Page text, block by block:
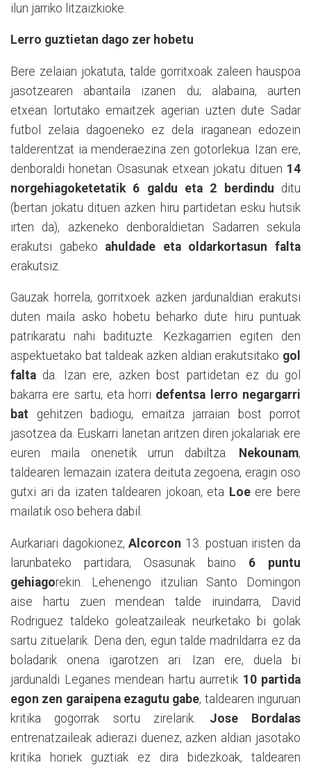
ilun jarriko litzaizkioke.
Lerro guztietan dago zer hobetu
Bere zelaian jokatuta, talde gorritxoak zaleen hauspoa
jasotzearen abantaila izanen du; alabaina, aurten
etxean lortutako emaitzek agerian uzten dute Sadar
futbol zelaia dagoeneko ez dela iraganean edozein
talderentzat ia menderaezina zen gotorlekua. Izan ere,
denboraldi honetan Osasunak etxean jokatu dituen 14
norgehiagoketetatik 6 galdu eta 2 berdindu ditu
(bertan jokatu dituen azken hiru partidetan esku hutsik
irten da), azkeneko denboraldietan Sadarren sekula
erakutsi gabeko ahuldade eta oldarkortasun falta
erakutsiz.
Gauzak horrela, gorritxoek azken jardunaldian erakutsi
duten maila asko hobetu beharko dute hiru puntuak
patrikaratu nahi badituzte. Kezkagarrien egiten den
aspektuetako bat taldeak azken aldian erakutsitako gol
falta da. Izan ere, azken bost partidetan ez du gol
bakarra ere sartu, eta horri defentsa lerro negargarri
bat gehitzen badiogu, emaitza jarraian bost porrot
jasotzea da. Euskarri lanetan aritzen diren jokalariak ere
euren maila onenetik urrun dabiltza.
Nekounam,
taldearen lemazain izatera deituta zegoena, eragin oso
gutxi ari da izaten taldearen jokoan, eta Loeere bere
mailatik oso behera dabil.
Aurkariari dagokionez,Alcorcon 13. postuan iristen da
larunbateko partidara, Osasunak baino 6 puntu
gehiagorekin. Lehenengo itzulian Santo Domingon
aise hartu zuen mendean talde iruindarra, David
Rodriguez taldeko goleatzaileak neurketako bi golak
sartu zituelarik. Dena den, egun talde madrildarra ez da
boladarik onena igarotzen ari. Izan ere, duela bi
jardunaldi Leganes mendean hartu aurretik 10 partida
egon zen garaipena ezagutu gabe, taldearen inguruan
kritika gogorrak sortu zirelarik. Jose Bordalas
entrenatzaileak adierazi duenez, azken aldian jasotako
kritika horiek guztiak ez dira bidezkoak, taldearen